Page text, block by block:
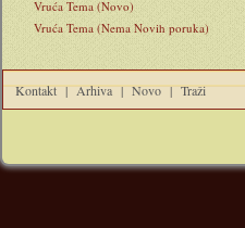
Vruća Tema (Novo)
Vruća Tema (Nema Novih poruka)
Kontakt | Arhiva | Novo | Traži